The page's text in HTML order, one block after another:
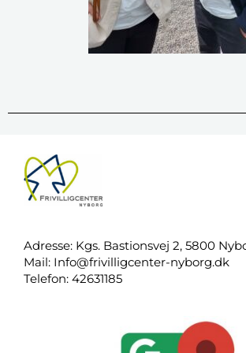
Adresse: Kgs. Bastionsvej 2, 5800
Mail: Info@frivilligcenter-nyborg.dk
Telefon: 42631185